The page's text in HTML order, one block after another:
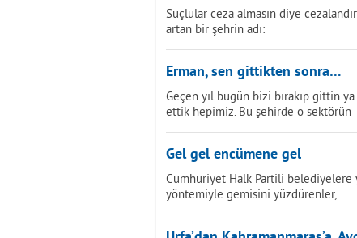
Suçlular ceza almasın diye
artan bir şehrin adı:
Erman, sen gittikten sonra…
Geçen yıl bugün bizi bırakıp gittin
ettik hepimiz. Bu şehirde o sektörün
Gel gel encümene gel
Cumhuriyet Halk Partili belediyelere
yöntemiyle gemisini yüzdürenler,